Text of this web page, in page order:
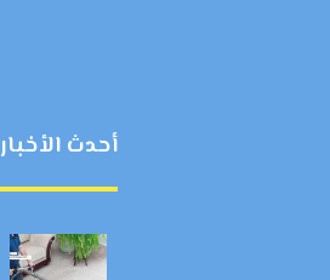
أحدث الأخبار